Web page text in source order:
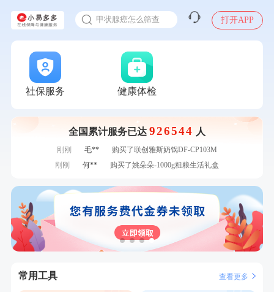
甲状腺癌怎么筛查
打开APP
社保服务 健康体检
全国累计服务已达 926544 人
刚刚
毛**
购买了联创雅斯奶锅DF-CP103M
刚刚
毛**
购买了联创雅斯奶锅DF-CP103M
刚刚
何**
购买了姚朵朵-1000g粗粮生活礼盒
1分钟前
刘**
成功预约了心脑血管强化体检套餐
1分钟前
林**
成功预约糖尿病强化体检套餐
2分钟前
购买了姚朵朵-1000g粗粮生活礼盒
2分钟前
购买了七年五季黑咖啡速溶低脂无添加蔗糖美式咖啡粉
24g*2盒
常用工具 查看更多